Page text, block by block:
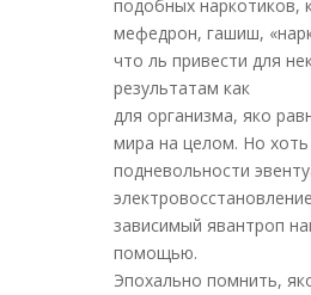
подобных наркотиков,
мефедрон, гашиш,
что ль привести для
результатам как
для организма, яко
мира на целом. Но
подневольности
зависимый явантроп
помощью.
Эпохально помнить,